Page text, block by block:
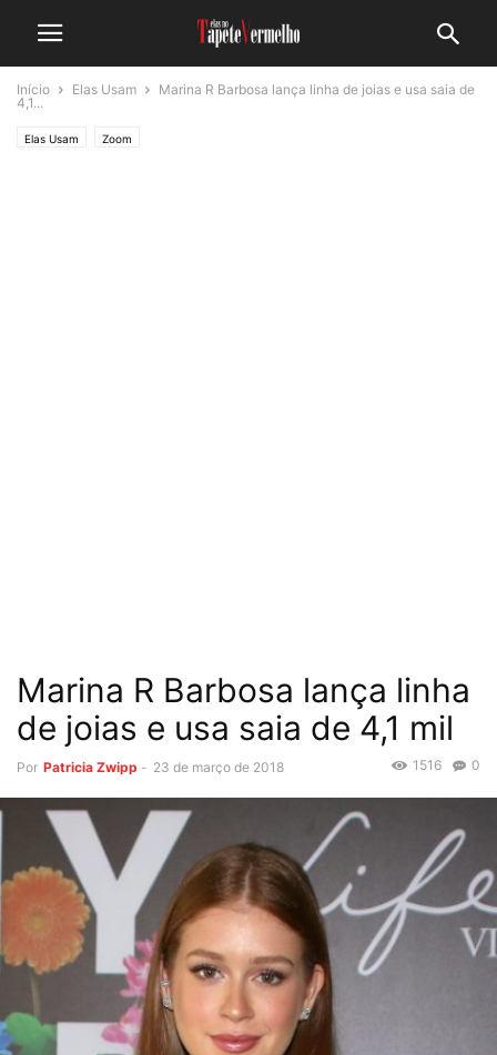
Início Elas Usam
Marina R Barbosa lança linha de joias e usa saia de
4,1...
Elas Usam Zoom
Marina R Barbosa lança linha
de joias e usa saia de 4,1 mil
Por Patricia Zwipp - 23 de março de 2018 0
1516